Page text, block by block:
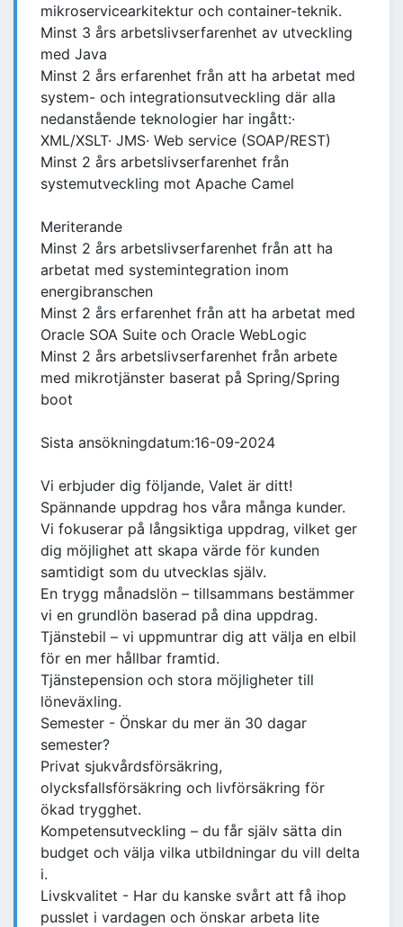
mikroservicearkitektur och container-teknik.
Minst 3 års arbetslivserfarenhet av utveckling
med Java
Minst 2 års erfarenhet från att ha arbetat med
system- och integrationsutveckling där alla
nedanstående teknologier har ingått:·
XML/XSLT· JMS· Web service (SOAP/REST)
Minst 2 års arbetslivserfarenhet från
systemutveckling mot Apache Camel
Meriterande
Minst 2 års arbetslivserfarenhet från att ha
arbetat med systemintegration inom
energibranschen
Minst 2 års erfarenhet från att ha arbetat med
Oracle SOA Suite och Oracle WebLogic
Minst 2 års arbetslivserfarenhet från arbete
med mikrotjänster baserat på Spring/Spring
boot
Sista ansökningdatum:16-09-2024
Vi erbjuder dig följande, Valet är ditt!
Spännande uppdrag hos våra många kunder.
Vi fokuserar på långsiktiga uppdrag, vilket ger
dig möjlighet att skapa värde för kunden
samtidigt som du utvecklas själv.
En trygg månadslön – tillsammans bestämmer
vi en grundlön baserad på dina uppdrag.
Tjänstebil – vi uppmuntrar dig att välja en elbil
för en mer hållbar framtid.
Tjänstepension och stora möjligheter till
löneväxling.
Semester - Önskar du mer än 30 dagar
semester?
Privat sjukvårdsförsäkring,
olycksfallsförsäkring och livförsäkring för
ökad trygghet.
Kompetensutveckling – du får själv sätta din
budget och välja vilka utbildningar du vill delta
i.
Livskvalitet - Har du kanske svårt att få ihop
pusslet i vardagen och önskar arbeta lite